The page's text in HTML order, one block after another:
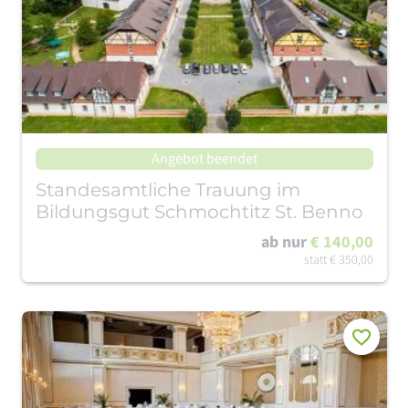
Angebot beendet
Standesamtliche Trauung im
Bildungsgut Schmochtitz St. Benno
ab nur€ 140,00
statt€ 350,00
Merken